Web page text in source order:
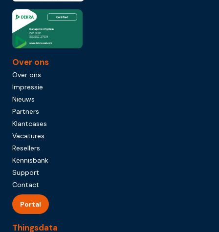
Over ons
Over ons
Impressie
Nieuws
Partners
Klantcases
Vacatures
Resellers
Kennisbank
Support
Contact
Portal
Thingsdata